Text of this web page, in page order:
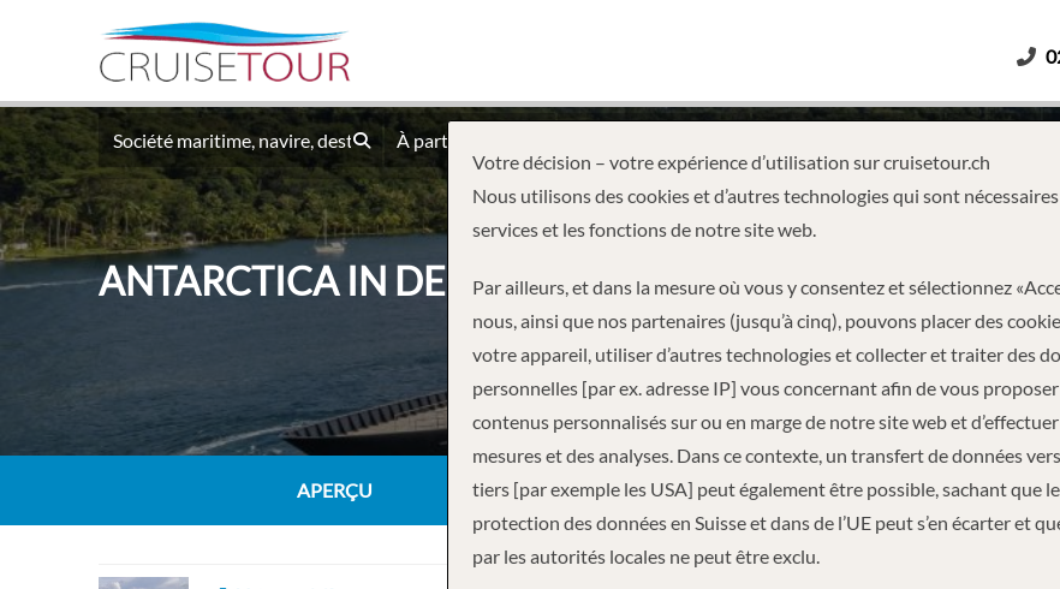
À partir du
ANTARCTICA IN DEPTH
APERÇU INFORMATIONS DE VOYAGE
Votre décision – votre expérience d’utilisation sur cruisetour.ch
Nous utilisons des cookies et d’autres technologies qui sont
services et les fonctions de notre site web.
Par ailleurs, et dans la mesure où vous y consentez et sélectionnez
nous, ainsi que nos partenaires (jusqu’à cinq), pouvons placer des
votre appareil, utiliser d’autres technologies et collecter et traiter des
personnelles [par ex. adresse IP] vous concernant afin de vous
contenus personnalisés sur ou en marge de notre site web et
mesures et des analyses. Dans ce contexte, un transfert de données
tiers [par exemple les USA] peut également être possible, sachant que
protection des données en Suisse et dans de l’UE peut s’en écarter et
par les autorités locales ne peut être exclu.